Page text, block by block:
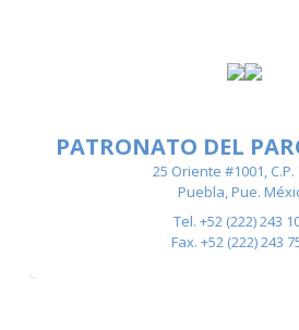
PATRONATO DEL
25 Oriente #1001, C.P.
Puebla, Pue.
Tel. +52 (222) 243
Fax. +52 (222) 243